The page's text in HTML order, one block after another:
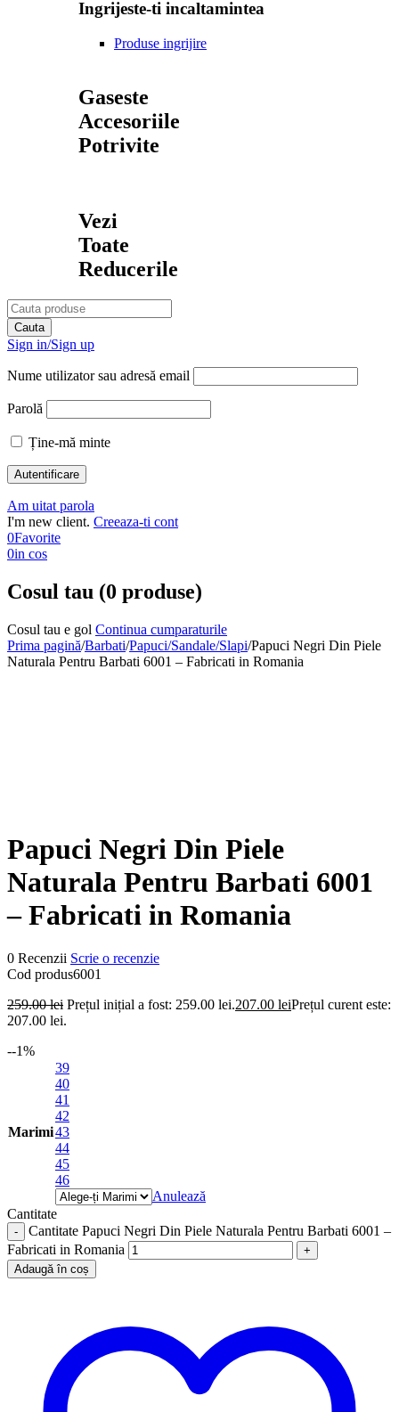
Ingrijeste-ti incaltamintea
Produse ingrijire
Gaseste
Accesoriile
Potrivite
Vezi
Toate
Reducerile
Sign in/Sign up
Nume utilizator sau adresă email
Parolă
Ține-mă minte
Am uitat parola
I'm new client. Creeaza-ti cont
0Favorite
0in cos
Cosul tau (0 produse)
Cosul tau e gol Continua cumparaturile
Prima pagină/Barbati/Papuci/Sandale/Slapi/Papuci Negri Din Piele
Naturala Pentru Barbati 6001 – Fabricati in Romania
Papuci Negri Din Piele
Naturala Pentru Barbati 6001
– Fabricati in Romania
0 Recenzii Scrie o recenzie
Cod produs6001
259.00lei Prețul inițial a fost: 259.00 lei.207.00 leiPrețul curent este:
207.00 lei.
--1%
Marimi
39
40
41
42
43
44
45
46
Anulează
Cantitate
Cantitate Papuci Negri Din Piele Naturala Pentru Barbati 6001 –
Fabricati in Romania
Adaugă în coș